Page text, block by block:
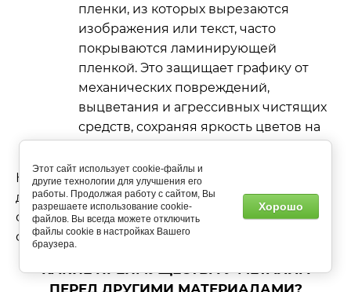
пленки, из которых вырезаются
изображения или текст, часто
покрываются ламинирующей
пленкой. Это защищает графику от
механических повреждений,
выцветания и агрессивных чистящих
средств, сохраняя яркость цветов на
Качественное покрытие – это инвестиция в
долговечность и безупречный внешний вид
стелы, существенно снижающая затраты на
обслуживание и ремонт в будущем.
КАКИЕ ПРЕИМУЩЕСТВА У МЕТАЛЛА
ПЕРЕД ДРУГИМИ МАТЕРИАЛАМИ?
Этот сайт использует cookie-файлы и
другие технологии для улучшения его
работы. Продолжая работу с сайтом, Вы
разрешаете использование cookie-
файлов. Вы всегда можете отключить
файлы cookie в настройках Вашего
браузера.
Хорошо